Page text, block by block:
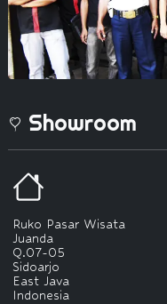
Showroom
Ruko Pasar Wisata
Juanda
Q.07-05
Sidoarjo
East Java
Indonesia